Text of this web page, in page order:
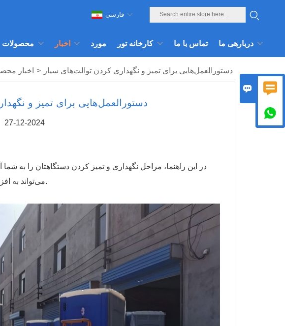
محصولات اخبار مورد کارخانه تور تماس با ما دربارهی ما
فارسی
اخبار > دستورالعمل‌هایی برای تمیز و نگهداری کردن توالت‌های سیار
دستورالعمل‌هایی برای تمیز و
27-12-2024
در این راهنما، مراحل نگهداری و تمیز کردن دستگاهتان را به
می‌تواند به افزایش طول عمر آن و حفظ آن در شرایط بهینه کمک کند.
 
